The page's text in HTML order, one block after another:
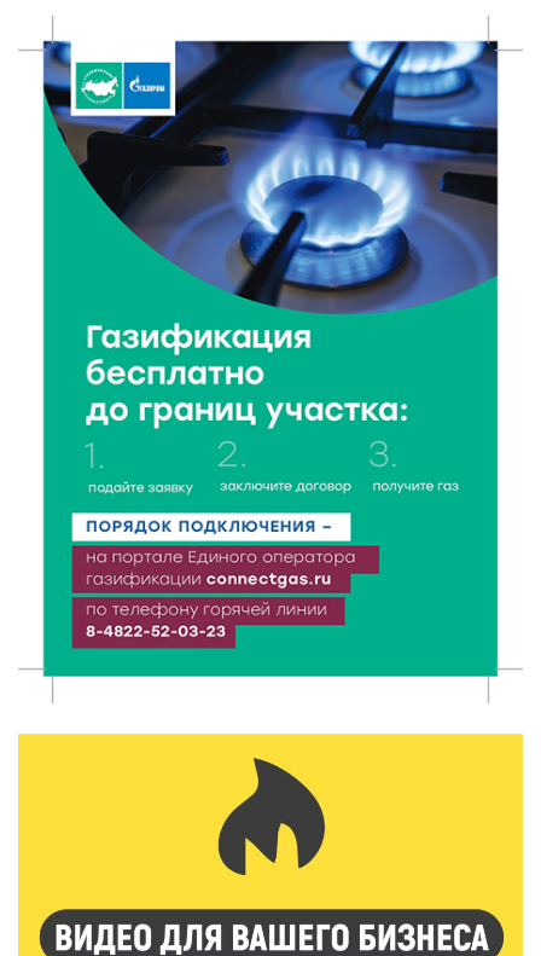
Педагог детского сада Святой Анны
Кашинской — лауреат всероссийского конкурса
8 Авг 2026 14:23 299
Тверские экологи сняли на видео медвежий обед
8 Авг 2026 14:14 461
Виталий Королев запустил веловолну на Волге в
8 Авг 2026 13:37 774
Чем удивит X Международный фестиваль «Калитка»
в 2026 году?
8 Авг 2026 12:37 437
Забыл вещи в транспорте? Рассказываем, что ждёт
пассажиров по новым правилам
8 Авг 2026 12:12 1242
Более 40 миллионов на металлургию получил бизнес
От теории до практики: в детских лагерях Тверской
области проходят «Дни безопасности»
8 Авг 2026 10:37 394
Арбуз без риска: на что обратить внимание при